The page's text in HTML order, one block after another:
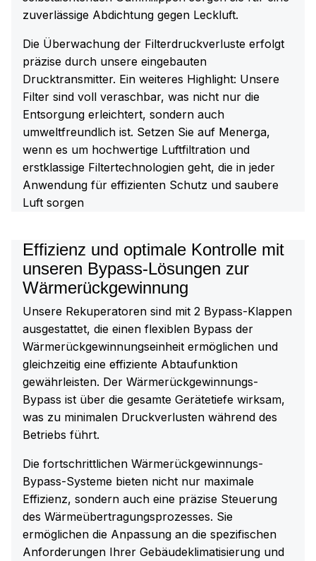
zuverlässige Abdichtung gegen Leckluft.
Die Überwachung der Filterdruckverluste erfolgt
präzise durch unsere eingebauten
Drucktransmitter. Ein weiteres Highlight: Unsere
Filter sind voll veraschbar, was nicht nur die
Entsorgung erleichtert, sondern auch
umweltfreundlich ist. Setzen Sie auf Menerga,
wenn es um hochwertige Luftfiltration und
erstklassige Filtertechnologien geht, die in jeder
Anwendung für effizienten Schutz und saubere
Luft sorgen
Effizienz und optimale Kontrolle mit
unseren Bypass-Lösungen zur
Wärmerückgewinnung
Unsere Rekuperatoren sind mit 2 Bypass-Klappen
ausgestattet, die einen flexiblen Bypass der
Wärmerückgewinnungseinheit ermöglichen und
gleichzeitig eine effiziente Abtaufunktion
gewährleisten. Der Wärmerückgewinnungs-
Bypass ist über die gesamte Gerätetiefe wirksam,
was zu minimalen Druckverlusten während des
Betriebs führt.
Die fortschrittlichen Wärmerückgewinnungs-
Bypass-Systeme bieten nicht nur maximale
Effizienz, sondern auch eine präzise Steuerung
des Wärmeübertragungsprozesses. Sie
ermöglichen die Anpassung an die spezifischen
Anforderungen Ihrer Gebäudeklimatisierung und